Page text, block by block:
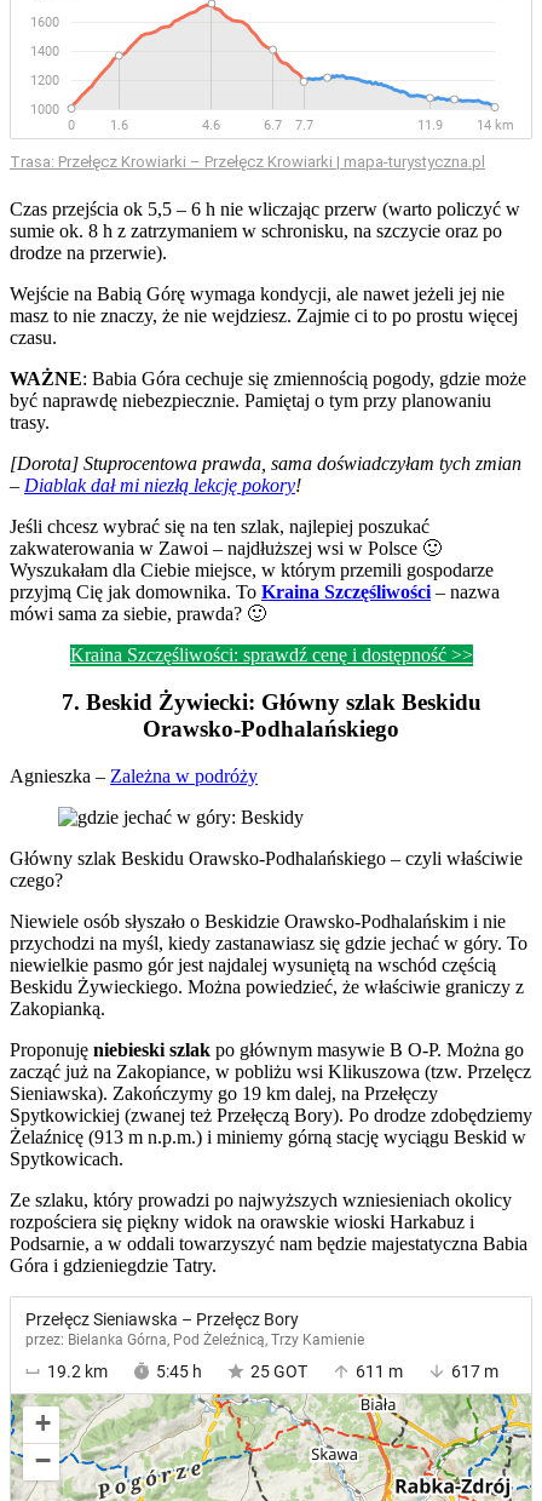
Trasa: Przełęcz Krowiarki – Przełęcz Krowiarki | mapa-turystyczna.pl
Czas przejścia ok 5,5 – 6 h nie wliczając przerw (warto policzyć w
sumie ok. 8 h z zatrzymaniem w schronisku, na szczycie oraz po
drodze na przerwie).
Wejście na Babią Górę wymaga kondycji, ale nawet jeżeli jej nie
masz to nie znaczy, że nie wejdziesz. Zajmie ci to po prostu więcej
czasu.
WAŻNE: Babia Góra cechuje się zmiennością pogody, gdzie może
być naprawdę niebezpiecznie. Pamiętaj o tym przy planowaniu
trasy.
[Dorota] Stuprocentowa prawda, sama doświadczyłam tych zmian
– Diablak dał mi niezłą lekcję pokory!
Jeśli chcesz wybrać się na ten szlak, najlepiej poszukać
zakwaterowania w Zawoi – najdłuższej wsi w Polsce 🙂
Wyszukałam dla Ciebie miejsce, w którym przemili gospodarze
przyjmą Cię jak domownika. To Kraina Szczęśliwości– nazwa
mówi sama za siebie, prawda? 🙂
Kraina Szczęśliwości: sprawdź cenę i dostępność >>
7. Beskid Żywiecki: Główny szlak Beskidu
Orawsko-Podhalańskiego
Agnieszka – Zależna w podróży
Główny szlak Beskidu Orawsko-Podhalańskiego – czyli właściwie
czego?
Niewiele osób słyszało o Beskidzie Orawsko-Podhalańskim i nie
przychodzi na myśl, kiedy zastanawiasz się gdzie jechać w góry. To
niewielkie pasmo gór jest najdalej wysuniętą na wschód częścią
Beskidu Żywieckiego. Można powiedzieć, że właściwie graniczy z
Zakopianką.
Proponuję niebieski szlak po głównym masywie B O-P. Można go
zacząć już na Zakopiance, w pobliżu wsi Klikuszowa (tzw. Przelęcz
Sieniawska). Zakończymy go 19 km dalej, na Przełęczy
Spytkowickiej (zwanej też Przełęczą Bory). Po drodze zdobędziemy
Żelaźnicę (913 m n.p.m.) i miniemy górną stację wyciągu Beskid w
Spytkowicach.
Ze szlaku, który prowadzi po najwyższych wzniesieniach okolicy
rozpościera się piękny widok na orawskie wioski Harkabuz i
Podsarnie, a w oddali towarzyszyć nam będzie majestatyczna Babia
Góra i gdzieniegdzie Tatry.